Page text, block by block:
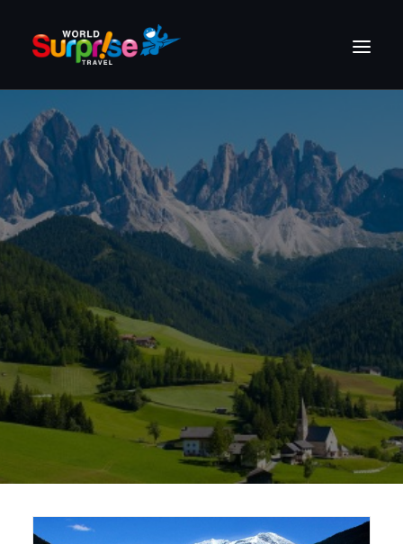
HOME
STORY
GROUP TOUR
PRIVATE GROUP
ABOUT
CONTACT
SEARCH
LINE ID : @WORLDSURPRISE
ENGLISH